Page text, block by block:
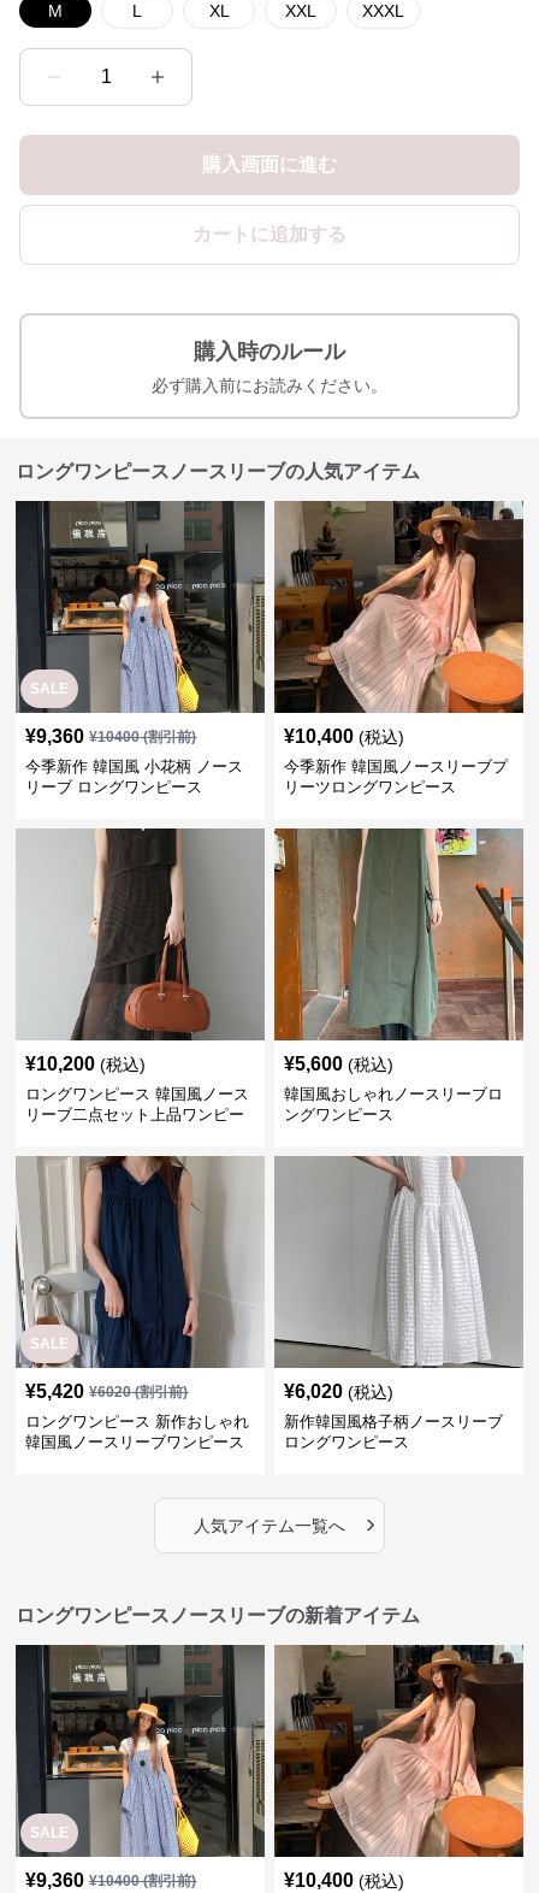
M L XL XXL XXXL
1
購入画面に進む
カートに追加する
購入時のルール
必ず購入前にお読みください。
ロングワンピースノースリーブの人気アイテム
SALE
¥9,360 ¥10400(割引前)
今季新作 韓国風 小花柄 ノース
リーブ ロングワンピース
¥10,400 (税込)
今季新作 韓国風ノースリーブプ
リーツロングワンピース
¥10,200 (税込)
ロングワンピース 韓国風ノース
リーブ二点セット上品ワンピー
¥5,600 (税込)
韓国風おしゃれノースリーブロ
ングワンピース
SALE
¥5,420 ¥6020(割引前)
ロングワンピース 新作おしゃれ
韓国風ノースリーブワンピース
¥6,020 (税込)
新作韓国風格子柄ノースリーブ
ロングワンピース
人気アイテム一覧へ ›
ロングワンピースノースリーブの新着アイテム
SALE
¥9,360 ¥10400(割引前) ¥10,400 (税込)